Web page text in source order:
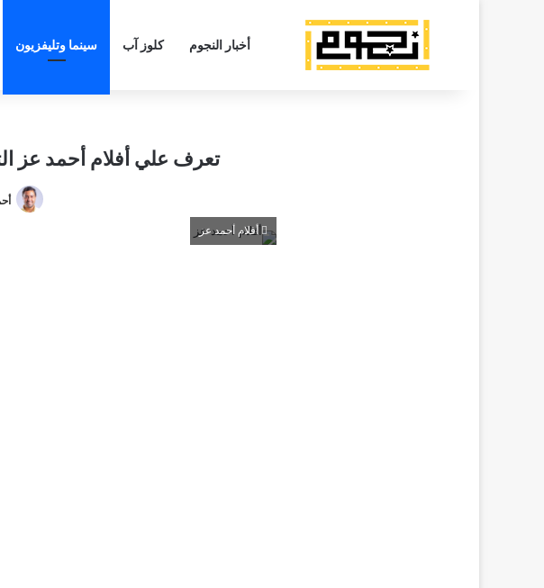
أخبار النجوم كلوز آب سينما وتليفزيون
تعرف علي أفلام أحمد عز
أفلام أحمد عز